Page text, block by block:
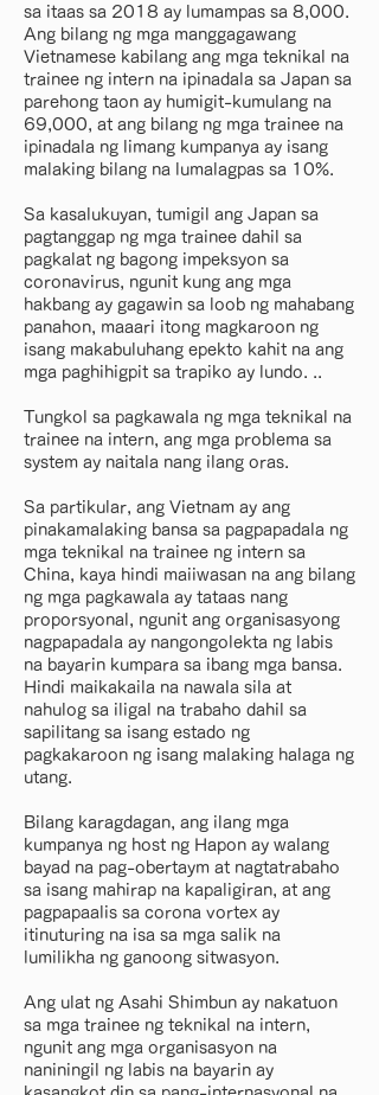
sa itaas sa 2018 ay lumampas sa 8,000.
Ang bilang ng mga manggagawang
Vietnamese kabilang ang mga teknikal na
trainee ng intern na ipinadala sa Japan sa
parehong taon ay humigit-kumulang na
69,000, at ang bilang ng mga trainee na
ipinadala ng limang kumpanya ay isang
malaking bilang na lumalagpas sa 10%.
Sa kasalukuyan, tumigil ang Japan sa
pagtanggap ng mga trainee dahil sa
pagkalat ng bagong impeksyon sa
coronavirus, ngunit kung ang mga
hakbang ay gagawin sa loob ng mahabang
panahon, maaari itong magkaroon ng
isang makabuluhang epekto kahit na ang
mga paghihigpit sa trapiko ay lundo. ..
Tungkol sa pagkawala ng mga teknikal na
trainee na intern, ang mga problema sa
system ay naitala nang ilang oras.
Sa partikular, ang Vietnam ay ang
pinakamalaking bansa sa pagpapadala ng
mga teknikal na trainee ng intern sa
China, kaya hindi maiiwasan na ang bilang
ng mga pagkawala ay tataas nang
proporsyonal, ngunit ang organisasyong
nagpapadala ay nangongolekta ng labis
na bayarin kumpara sa ibang mga bansa.
Hindi maikakaila na nawala sila at
nahulog sa iligal na trabaho dahil sa
sapilitang sa isang estado ng
pagkakaroon ng isang malaking halaga ng
utang.
Bilang karagdagan, ang ilang mga
kumpanya ng host ng Hapon ay walang
bayad na pag-obertaym at nagtatrabaho
sa isang mahirap na kapaligiran, at ang
pagpapaalis sa corona vortex ay
itinuturing na isa sa mga salik na
lumilikha ng ganoong sitwasyon.
Ang ulat ng Asahi Shimbun ay nakatuon
sa mga trainee ng teknikal na intern,
ngunit ang mga organisasyon na
naniningil ng labis na bayarin ay